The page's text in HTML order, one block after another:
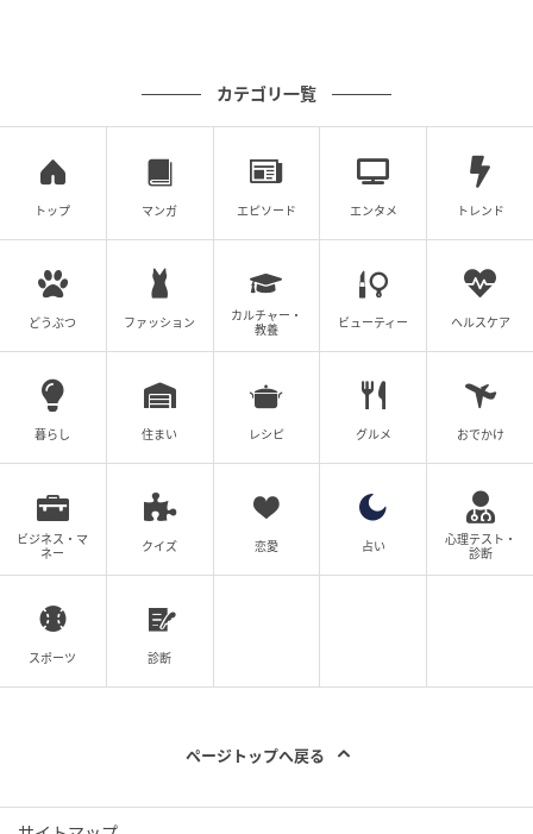
2022年
2022年に皇太子妃が選んだのは、ドット柄が印象的な
アレッサンドラ・リッチのドレス。サリー・アン・プ
パールとダイヤモンドのドロップイヤリング、ブラウ
ンの小物をコーディネートした。
はとても美しかったです。クレープデシン生地を使
い、裾がアシンメトリーになっているこのドレスを彼
女は見事に着こなし、輝いて見えました。この素晴ら
しいイベントにぴったりの選択だったと思います」
と、後日取材で語っている。
カテゴリ一覧
トップ マンガ エピソード エンタメ トレンド
どうぶつ ファッション
カルチャー・
教養
ビューティー ヘルスケア
暮らし 住まい レシピ グルメ おでかけ
ビジネス・マ
ネー
クイズ 恋愛 占い
心理テスト・
診断
スポーツ 診断
ページトップへ戻る